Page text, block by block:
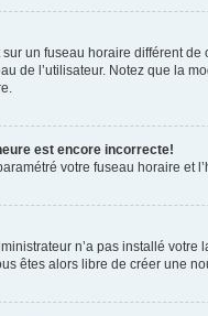
un fuseau horaire différent
de l’utilisateur. Notez que la
est encore incorrecte!
votre fuseau horaire et
n’a pas installé
êtes alors libre de créer une